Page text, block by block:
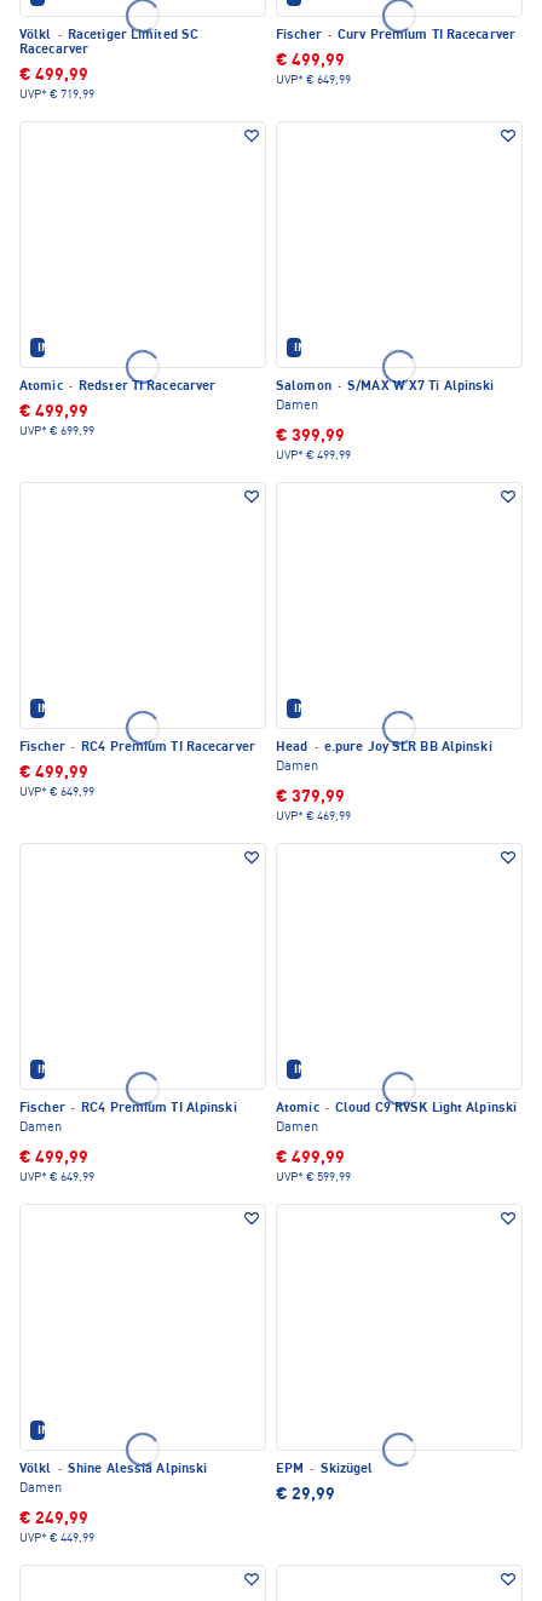
Völkl · Racetiger Limited SC
Racecarver
€ 499,99
UVP* € 719,99
Fischer · Curv Premium TI Racecarver
€ 499,99
UVP* € 649,99
IM SET ERHÄLTLICH
Atomic · Redster TI Racecarver
€ 499,99
UVP* € 699,99
IM SET ERHÄLTLICH
Salomon · S/MAX W X7 Ti Alpinski
Damen
€ 399,99
UVP* € 499,99
IM SET ERHÄLTLICH
Fischer · RC4 Premium TI Racecarver
€ 499,99
UVP* € 649,99
IM SET ERHÄLTLICH
Head · e.pure Joy SLR BB Alpinski
Damen
€ 379,99
UVP* € 469,99
IM SET ERHÄLTLICH
Fischer · RC4 Premium TI Alpinski
Damen
€ 499,99
UVP* € 649,99
IM SET ERHÄLTLICH
Atomic · Cloud C9 RVSK Light Alpinski
Damen
€ 499,99
UVP* € 599,99
IM SET ERHÄLTLICH
Völkl · Shine Alessia Alpinski
Damen
€ 249,99
UVP* € 449,99
EPM · Skizügel
€ 29,99